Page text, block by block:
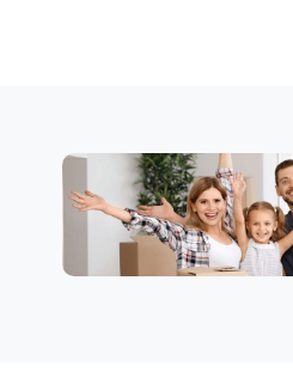
Feldkirch
Firmenumzug